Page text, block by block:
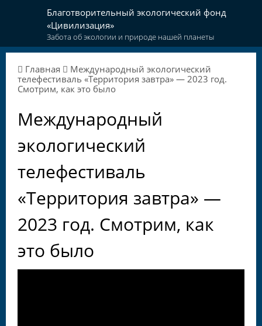
Благотворительный экологический фонд
«Цивилизация»
Забота об экологии и природе нашей планеты
Главная
Международный экологический
телефестиваль «Территория завтра» — 2023 год.
Смотрим, как это было
Международный
экологический
телефестиваль
«Территория завтра» —
2023 год. Смотрим, как
это было